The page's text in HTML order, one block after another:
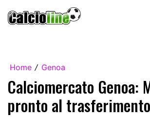
Home / Genoa
Calciomercato Genoa:
pronto al trasferimento